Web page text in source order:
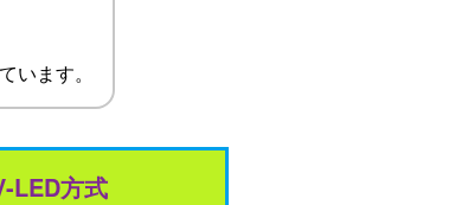
います。
LED方式